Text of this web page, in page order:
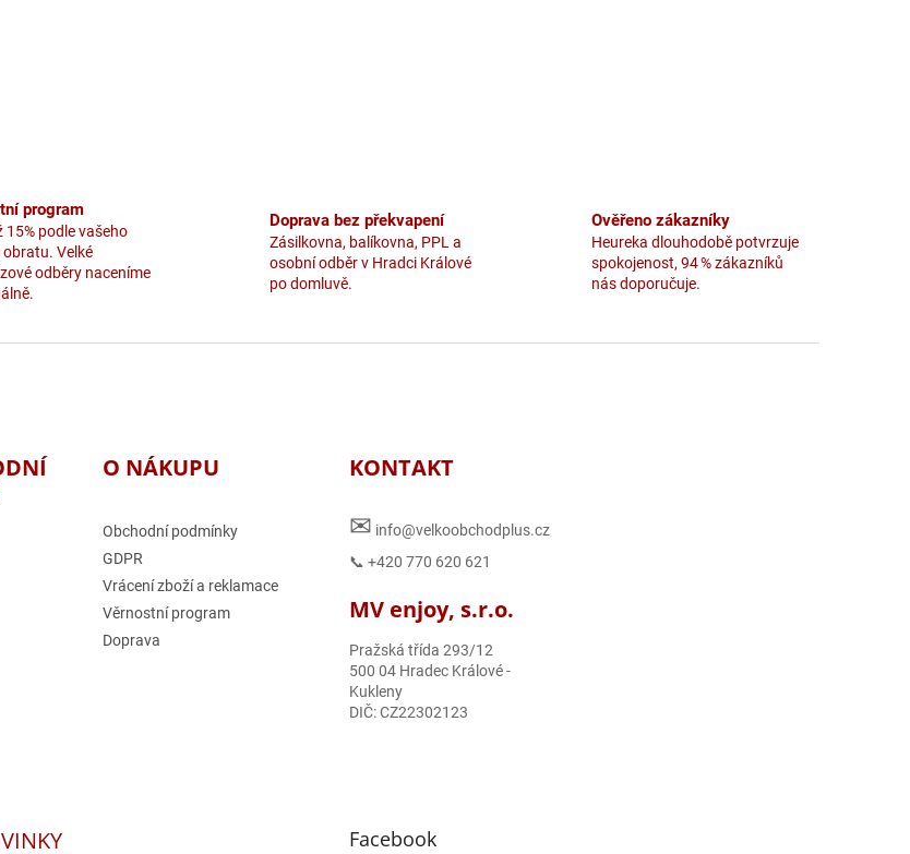
program
15% podle vašeho
Velké
odběry naceníme
Doprava bez překvapení
Zásilkovna, balíkovna, PPL a
osobní odběr v Hradci Králové
po domluvě.
Ověřeno zákazníky
Heureka dlouhodobě potvrzuje
spokojenost, 94 % zákazníků
nás doporučuje.
O NÁKUPU
Obchodní podmínky
GDPR
Vrácení zboží a reklamace
Věrnostní program
Doprava
KONTAKT
✉ info@velkoobchodplus.cz
📞 +420 770 620 621
MV enjoy, s.r.o.
Pražská třída 293/12
500 04 Hradec Králové -
Kukleny
DIČ: CZ22302123
Facebook